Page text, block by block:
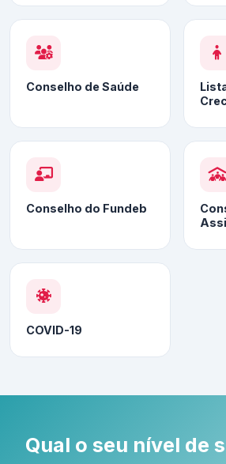
Conselho de Saúde
Conselho do Fundeb
COVID-19
Qual o seu nível de